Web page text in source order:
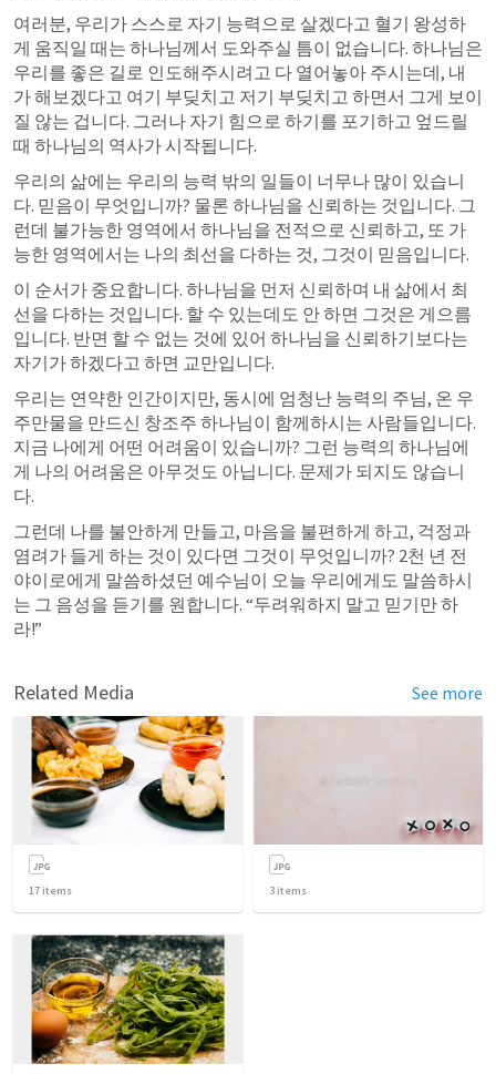
여러분, 우리가 스스로 자기 능력으로 살겠다고 혈기 왕성하
게 움직일 때는 하나님께서 도와주실 틈이 없습니다. 하나님은
우리를 좋은 길로 인도해주시려고 다 열어놓아 주시는데, 내
가 해보겠다고 여기 부딪치고 저기 부딪치고 하면서 그게 보이
질 않는 겁니다. 그러나 자기 힘으로 하기를 포기하고 엎드릴
때 하나님의 역사가 시작됩니다.
우리의 삶에는 우리의 능력 밖의 일들이 너무나 많이 있습니
다. 믿음이 무엇입니까? 물론 하나님을 신뢰하는 것입니다. 그
런데 불가능한 영역에서 하나님을 전적으로 신뢰하고, 또 가
능한 영역에서는 나의 최선을 다하는 것, 그것이 믿음입니다.
이 순서가 중요합니다. 하나님을 먼저 신뢰하며 내 삶에서 최
선을 다하는 것입니다. 할 수 있는데도 안 하면 그것은 게으름
입니다. 반면 할 수 없는 것에 있어 하나님을 신뢰하기보다는
자기가 하겠다고 하면 교만입니다.
우리는 연약한 인간이지만, 동시에 엄청난 능력의 주님, 온 우
주만물을 만드신 창조주 하나님이 함께하시는 사람들입니다.
지금 나에게 어떤 어려움이 있습니까? 그런 능력의 하나님에
게 나의 어려움은 아무것도 아닙니다. 문제가 되지도 않습니
다.
그런데 나를 불안하게 만들고, 마음을 불편하게 하고, 걱정과
염려가 들게 하는 것이 있다면 그것이 무엇입니까? 2천 년 전
야이로에게 말씀하셨던 예수님이 오늘 우리에게도 말씀하시
는 그 음성을 듣기를 원합니다. “두려워하지 말고 믿기만 하
라!”
Related Media See more
17 items 3 items